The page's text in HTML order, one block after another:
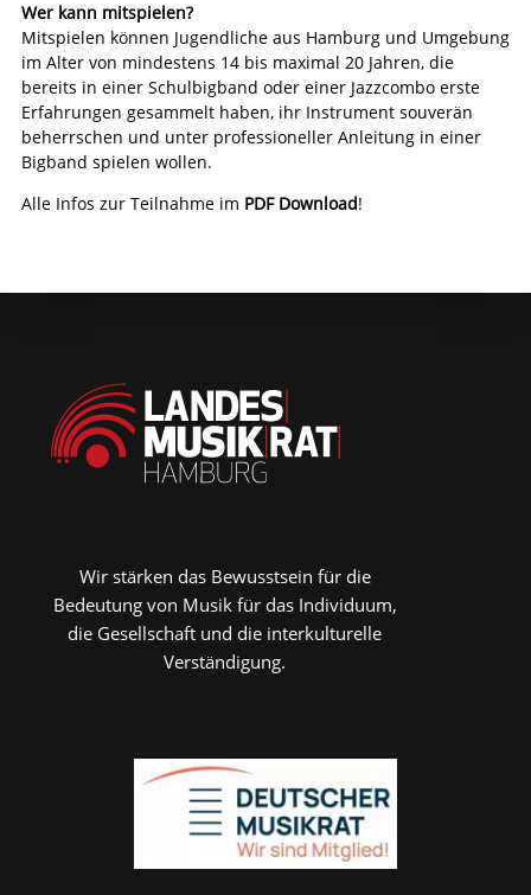
Wer kann mitspielen?
Mitspielen können Jugendliche aus Hamburg und Umgebung
im Alter von mindestens 14 bis maximal 20 Jahren, die
bereits in einer Schulbigband oder einer Jazzcombo erste
Erfahrungen gesammelt haben, ihr Instrument souverän
beherrschen und unter professioneller Anleitung in einer
Bigband spielen wollen.
Alle Infos zur Teilnahme im PDF Download!
Wir stärken das Bewusstsein für die
Bedeutung von Musik für das Individuum,
die Gesellschaft und die interkulturelle
Verständigung.